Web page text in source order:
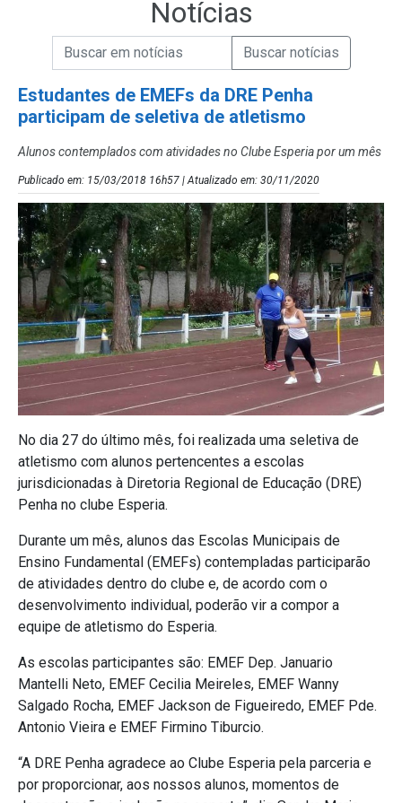
Notícias
Campo de Busca de Notícias
Campo de Busca de informaçõesEnviar a Busca de Notícias
Estudantes de EMEFs da DRE Penha
participam de seletiva de atletismo
Alunos contemplados com atividades no Clube Esperia por um mês
Publicado em: 15/03/2018 16h57 | Atualizado em: 30/11/2020
No dia 27 do último mês, foi realizada uma seletiva de
atletismo com alunos pertencentes a escolas
jurisdicionadas à Diretoria Regional de Educação (DRE)
Penha no clube Esperia.
Durante um mês, alunos das Escolas Municipais de
Ensino Fundamental (EMEFs) contempladas participarão
de atividades dentro do clube e, de acordo com o
desenvolvimento individual, poderão vir a compor a
equipe de atletismo do Esperia.
As escolas participantes são: EMEF Dep. Januario
Mantelli Neto, EMEF Cecilia Meireles, EMEF Wanny
Salgado Rocha, EMEF Jackson de Figueiredo, EMEF Pde.
Antonio Vieira e EMEF Firmino Tiburcio.
“A DRE Penha agradece ao Clube Esperia pela parceria e
por proporcionar, aos nossos alunos, momentos de